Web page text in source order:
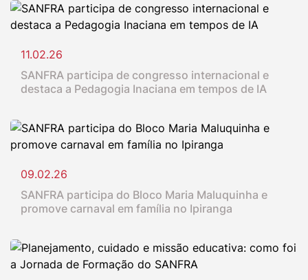
11.02.26
SANFRA participa de congresso internacional e
destaca a Pedagogia Inaciana em tempos de IA
09.02.26
SANFRA participa do Bloco Maria Maluquinha e
promove carnaval em família no Ipiranga